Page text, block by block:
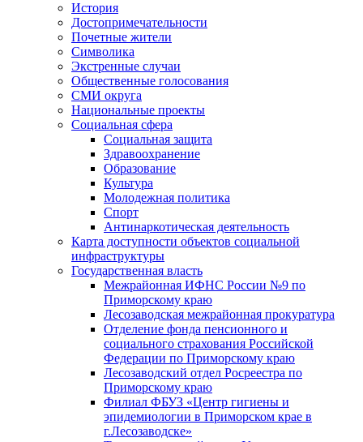
История
Достопримечательности
Почетные жители
Символика
Экстренные случаи
Общественные голосования
СМИ округа
Национальные проекты
Социальная сфера
Социальная защита
Здравоохранение
Образование
Культура
Молодежная политика
Спорт
Антинаркотическая деятельность
Карта доступности объектов социальной
инфраструктуры
Государственная власть
Межрайонная ИФНС России №9 по
Приморскому краю
Лесозаводская межрайонная прокуратура
Отделение фонда пенсионного и
социального страхования Российской
Федерации по Приморскому краю
Лесозаводский отдел Росреестра по
Приморскому краю
Филиал ФБУЗ «Центр гигиены и
эпидемиологии в Приморском крае в
г.Лесозаводске»